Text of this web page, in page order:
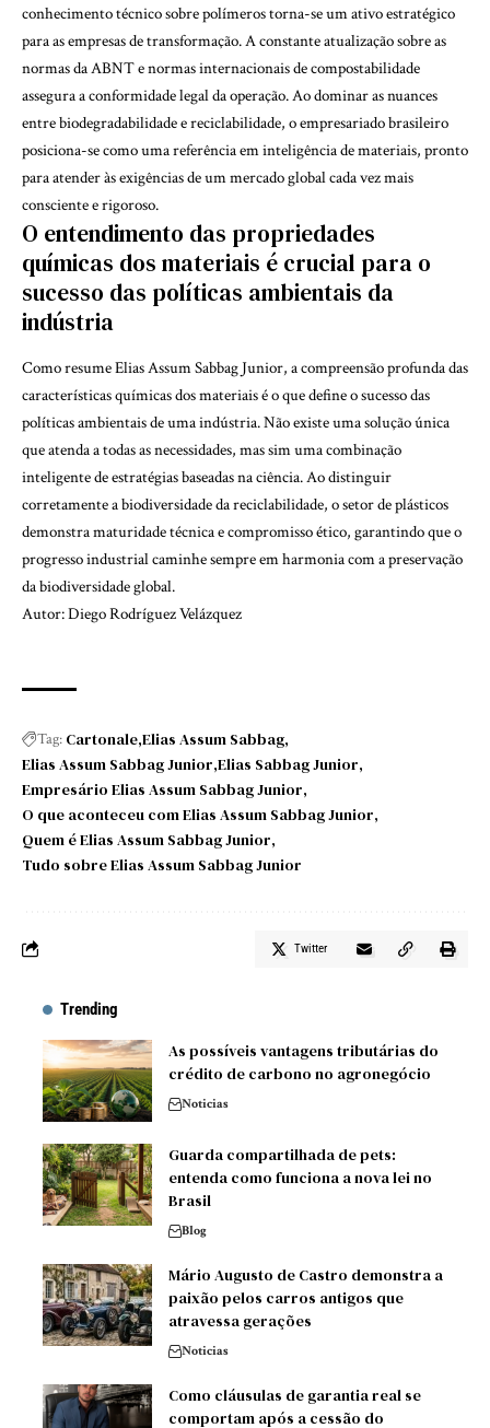
conhecimento técnico sobre polímeros torna-se um ativo estratégico
para as empresas de transformação. A constante atualização sobre as
normas da ABNT e normas internacionais de compostabilidade
assegura a conformidade legal da operação. Ao dominar as nuances
entre biodegradabilidade e reciclabilidade, o empresariado brasileiro
posiciona-se como uma referência em inteligência de materiais, pronto
para atender às exigências de um mercado global cada vez mais
consciente e rigoroso.
O entendimento das propriedades
químicas dos materiais é crucial para o
sucesso das políticas ambientais da
indústria
Como resume Elias Assum Sabbag Junior, a compreensão profunda das
características químicas dos materiais é o que define o sucesso das
políticas ambientais de uma indústria. Não existe uma solução única
que atenda a todas as necessidades, mas sim uma combinação
inteligente de estratégias baseadas na ciência. Ao distinguir
corretamente a biodiversidade da reciclabilidade, o setor de plásticos
demonstra maturidade técnica e compromisso ético, garantindo que o
progresso industrial caminhe sempre em harmonia com a preservação
da biodiversidade global.
Autor: Diego Rodríguez Velázquez
Tag: Cartonale Elias Assum Sabbag
Elias Assum Sabbag Junior Elias Sabbag Junior
Empresário Elias Assum Sabbag Junior
O que aconteceu com Elias Assum Sabbag Junior
Quem é Elias Assum Sabbag Junior
Tudo sobre Elias Assum Sabbag Junior
Twitter
Trending
As possíveis vantagens tributárias do
crédito de carbono no agronegócio
Noticias
Guarda compartilhada de pets:
entenda como funciona a nova lei no
Brasil
Blog
Mário Augusto de Castro demonstra a
paixão pelos carros antigos que
atravessa gerações
Noticias
Como cláusulas de garantia real se
comportam após a cessão do